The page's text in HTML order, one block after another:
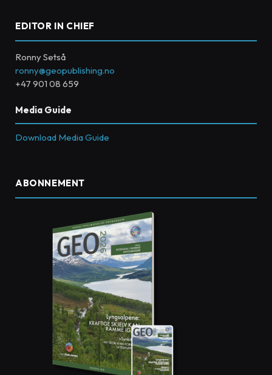
EDITOR IN CHIEF
Ronny Setså
ronny@geopublishing.no
+47 901 08 659
Media Guide
Download Media Guide
ABONNEMENT